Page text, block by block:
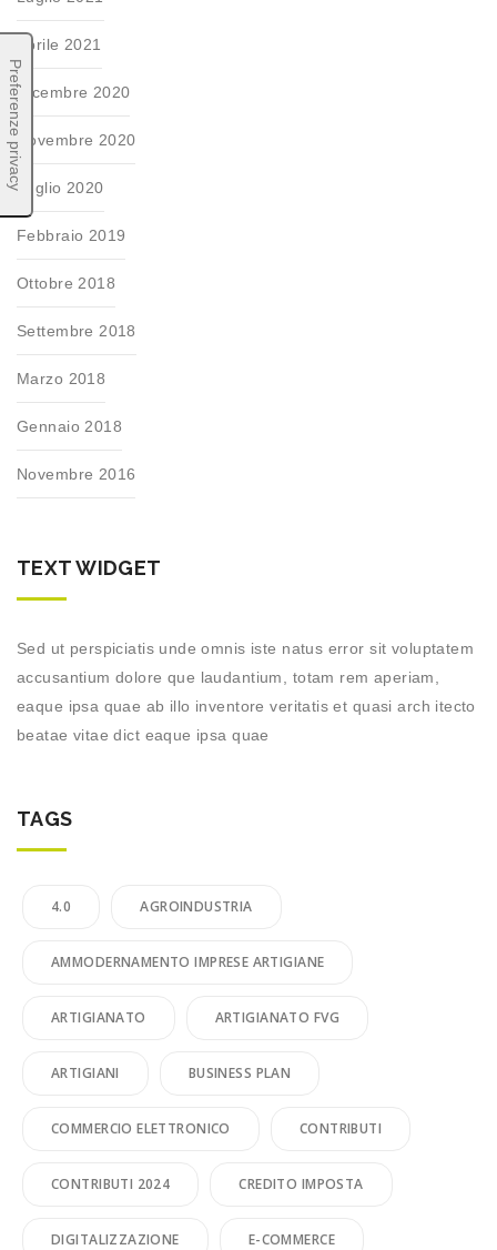
Aprile 2021
Dicembre 2020
Novembre 2020
Luglio 2020
Febbraio 2019
Ottobre 2018
Settembre 2018
Marzo 2018
Gennaio 2018
Novembre 2016
TEXT WIDGET
Sed ut perspiciatis unde omnis iste natus error sit voluptatem
accusantium dolore que laudantium, totam rem aperiam,
eaque ipsa quae ab illo inventore veritatis et quasi arch itecto
beatae vitae dict eaque ipsa quae
TAGS
4.0 AGROINDUSTRIA
AMMODERNAMENTO IMPRESE ARTIGIANE
ARTIGIANATO ARTIGIANATO FVG
ARTIGIANI BUSINESS PLAN
COMMERCIO ELETTRONICO CONTRIBUTI
CONTRIBUTI 2024 CREDITO IMPOSTA
DIGITALIZZAZIONE E-COMMERCE